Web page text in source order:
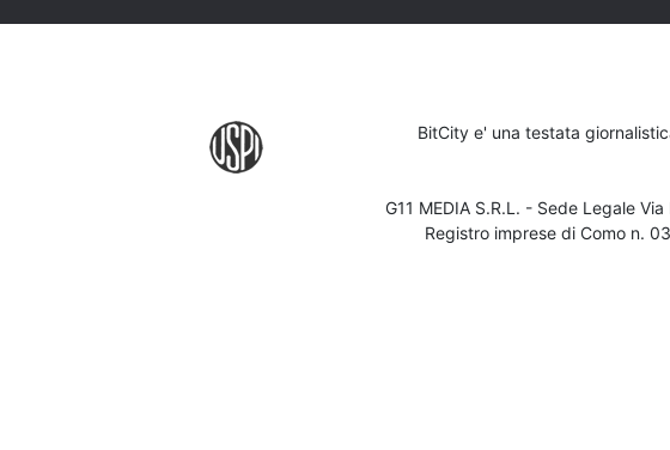
BitCity e' una testata
G11 MEDIA S.R.L. - Sede Legale
Registro imprese di Como n.